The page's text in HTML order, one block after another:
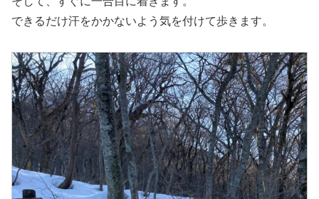
できるだけ汗をかかないよう気を付けて歩きます。